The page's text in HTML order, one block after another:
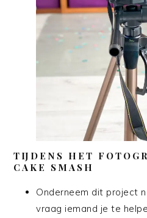
TIJDENS HET
CAKE SMASH
Onderneem dit project
vraag iemand je te